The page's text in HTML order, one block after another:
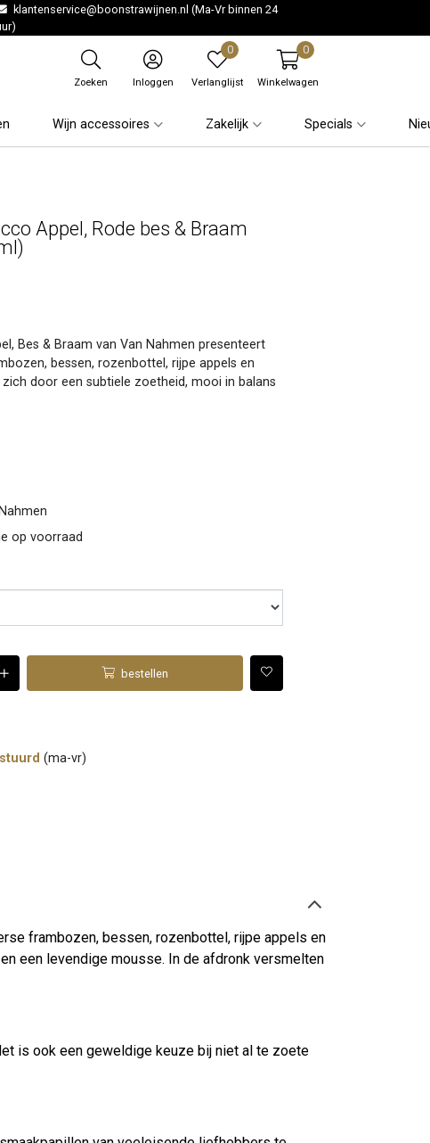
klantenservice@boonstrawijnen.nl (Ma-Vr binnen 24
Zoeken Inloggen
0
Verlanglijst
0
Winkelwagen
Wijn accessoires Zakelijk Specials
Appel, Rode bes & Braam
Bes & Braam van Van Nahmen presenteert
bessen, rozenbottel, rijpe appels en
door een subtiele zoetheid, mooi in balans
op voorraad
bestellen
(ma-vr)
frambozen, bessen, rozenbottel, rijpe appels en
een levendige mousse. In de afdronk versmelten
is ook een geweldige keuze bij niet al te zoete